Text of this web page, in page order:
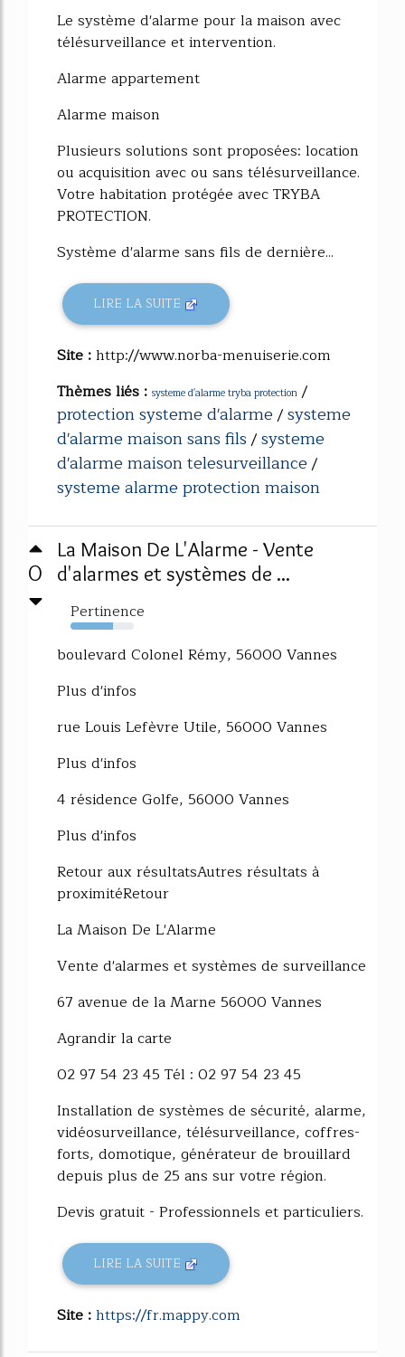
Le système d'alarme pour la maison avec
télésurveillance et intervention.
Alarme appartement
Alarme maison
Plusieurs solutions sont proposées: location
ou acquisition avec ou sans télésurveillance.
Votre habitation protégée avec TRYBA
PROTECTION.
Système d'alarme sans fils de dernière...
LIRE LA SUITE
Site :http://www.norba-menuiserie.com
Thèmes liés : systeme d'alarme tryba protection /
protection systeme d'alarme/systeme
d'alarme maison sans fils/systeme
d'alarme maison telesurveillance/
systeme alarme protection maison
0
La Maison De L'Alarme - Vente
d'alarmes et systèmes de ...
Pertinence
67%
boulevard Colonel Rémy, 56000 Vannes
Plus d'infos
rue Louis Lefèvre Utile, 56000 Vannes
Plus d'infos
4 résidence Golfe, 56000 Vannes
Plus d'infos
Retour aux résultatsAutres résultats à
proximitéRetour
La Maison De L'Alarme
Vente d'alarmes et systèmes de surveillance
67 avenue de la Marne 56000 Vannes
Agrandir la carte
02 97 54 23 45 Tél : 02 97 54 23 45
Installation de systèmes de sécurité, alarme,
vidéosurveillance, télésurveillance, coffres-
forts, domotique, générateur de brouillard
depuis plus de 25 ans sur votre région.
Devis gratuit - Professionnels et particuliers.
LIRE LA SUITE
Site :https://fr.mappy.com